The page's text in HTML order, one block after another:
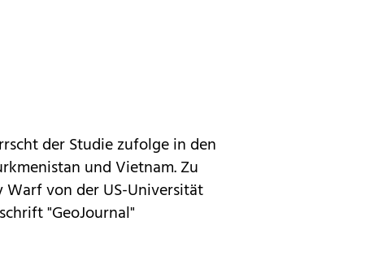
der Studie zufolge in den
und Vietnam. Zu
Warf von der US-Universität
"GeoJournal"